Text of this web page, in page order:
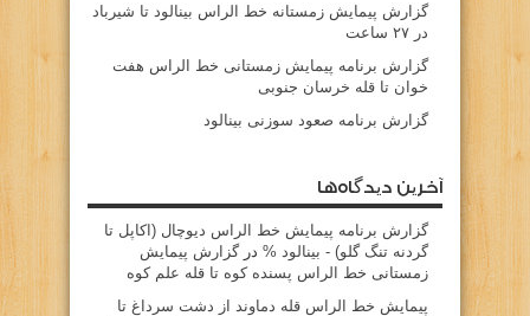
گزارش پیمایش زمستانه خط الراس بینالود تا شیرباد
در ۲۷ ساعت
گزارش برنامه پیمایش زمستانی خط الراس هفت
خوان تا قله خرسان جنوبی
گزارش برنامه صعود سوزنی بینالود
آخرین دیدگاه‌ها
گزارش برنامه پيمايش خط الراس ديوچال (اكاپل تا
گردنه تنگ گلو) - بينالود % درگزارش پیمایش
زمستانی خط الراس پسنده کوه تا قله علم کوه
پيمايش خط الراس قله دماوند از دشت سرداغ تا